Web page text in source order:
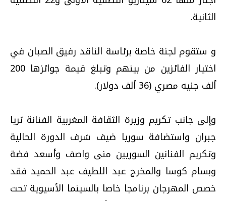
الثانية.
و ستقوم لجنة خاصة برئاسة الناقد رفيق الصبان في
اختيار الفائزين من بينهم وتبلغ قيمة جوائزها 200
ألف جنيه مصري (36 ألف دولار).
وإلى جانب تكريم وزيرة الثقافة المغربية الفنانة ثريا
جبران واستضافة سوريا ضيف شرف الدورة الحالية
وتكريم الفنانين السوريين منى واصف وأسعد فضة
وبسام كوسا والمخرج عبد اللطيف عبد الحميد فقد
خصص المهرجان برنامجا خاصا بالسينما الأسيوية تحت